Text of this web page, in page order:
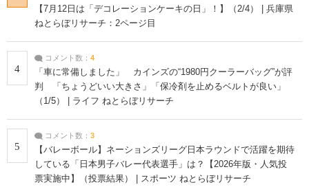
【7月12日は「デコレーションケーキの日」！】（2/4） | 兵庫県
ねとらぼリサーチ：2ページ目
4
コメント数： 4
「車に常備しました」 カインズの“1980円クーラーバッグ”が評
判 「ちょうどいい大きさ」「保冷剤を止めるベルトが良い」
（1/5） | ライフ ねとらぼリサーチ
5
コメント数： 3
【バレーボール】ネーションズリーグ日本ラウンドで活躍を期待
している「日本男子バレー代表選手」は？【2026年版・人気投
票実施中】（投票結果） | スポーツ ねとらぼリサーチ